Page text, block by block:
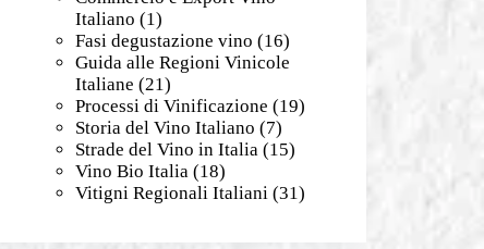
Italiano (1)
Fasi degustazione vino (16)
Guida alle Regioni Vinicole
Italiane (21)
Processi di Vinificazione (19)
Storia del Vino Italiano (7)
Strade del Vino in Italia (15)
Vino Bio Italia (18)
Vitigni Regionali Italiani (31)